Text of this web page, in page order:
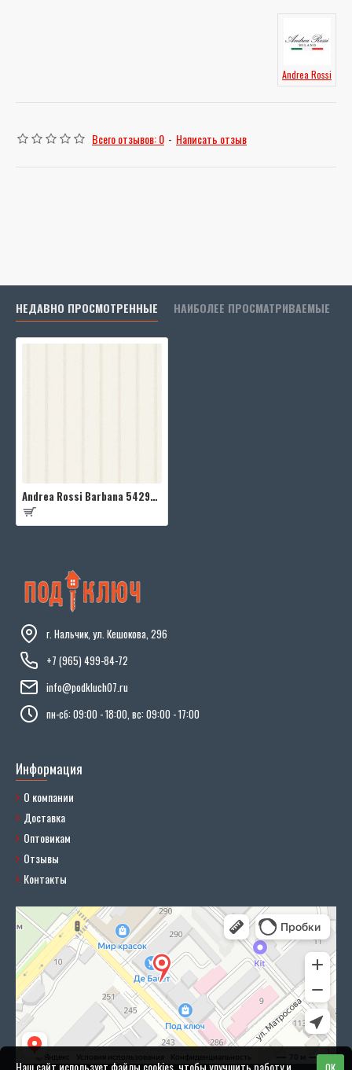
Andrea Rossi
Всего отзывов: 0 - Написать отзыв
НЕДАВНО ПРОСМОТРЕННЫЕ НАИБОЛЕЕ ПРОСМАТРИВАЕМЫЕ
Andrea Rossi Barbana 54292-3
г. Нальчик, ул. Кешокова, 296
+7 (965) 499-84-72
info@podkluch07.ru
пн-сб: 09:00 - 18:00, вс: 09:00 - 17:00
Информация
О компании
Доставка
Оптовикам
Отзывы
Контакты
Наш сайт использует файлы cookies, чтобы улучшить работу и